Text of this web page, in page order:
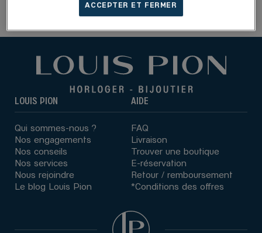
Toutes nos boutiques Louis Pion
LOUIS PION
Qui sommes-nous ?
Nos engagements
Nos conseils
Nos services
Nous rejoindre
Le blog Louis Pion
AIDE
FAQ
Livraison
Trouver une boutique
E-réservation
Retour / remboursement
*Conditions des offres
ACCEPTER ET FERMER